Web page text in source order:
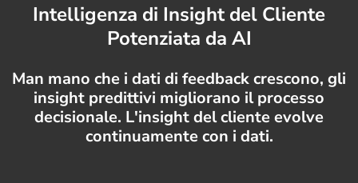
Intelligenza di Insight del Cliente
Potenziata da AI
Man mano che i dati di feedback crescono, gli
insight predittivi migliorano il processo
decisionale. L'insight del cliente evolve
continuamente con i dati.